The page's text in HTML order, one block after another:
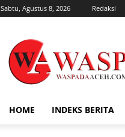
Sabtu, Agustus 8, 2026 Redaksi
HOME INDEKS BERITA